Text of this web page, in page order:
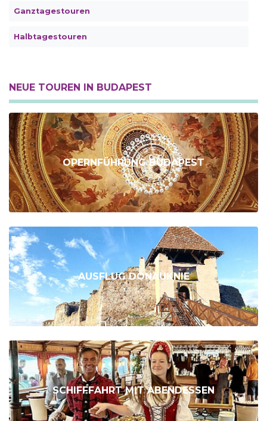
Ganztagestouren
Halbtagestouren
NEUE TOUREN IN BUDAPEST
OPERNFÜHRUNG BUDAPEST
AUSFLUG DONAUKNIE
SCHIFFFAHRT MIT ABENDESSEN